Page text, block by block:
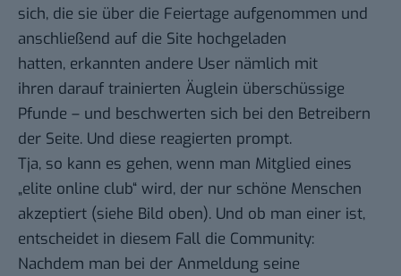
sich, die sie über die Feiertage aufgenommen und
anschließend auf die Site hochgeladen
hatten, erkannten andere User nämlich mit
ihren darauf trainierten Äuglein überschüssige
Pfunde – und beschwerten sich bei den Betreibern
der Seite. Und diese reagierten prompt.
Tja, so kann es gehen, wenn man Mitglied eines
„elite online club“ wird, der nur schöne Menschen
akzeptiert (siehe Bild oben). Und ob man einer ist,
entscheidet in diesem Fall die Community:
Nachdem man bei der Anmeldung seine